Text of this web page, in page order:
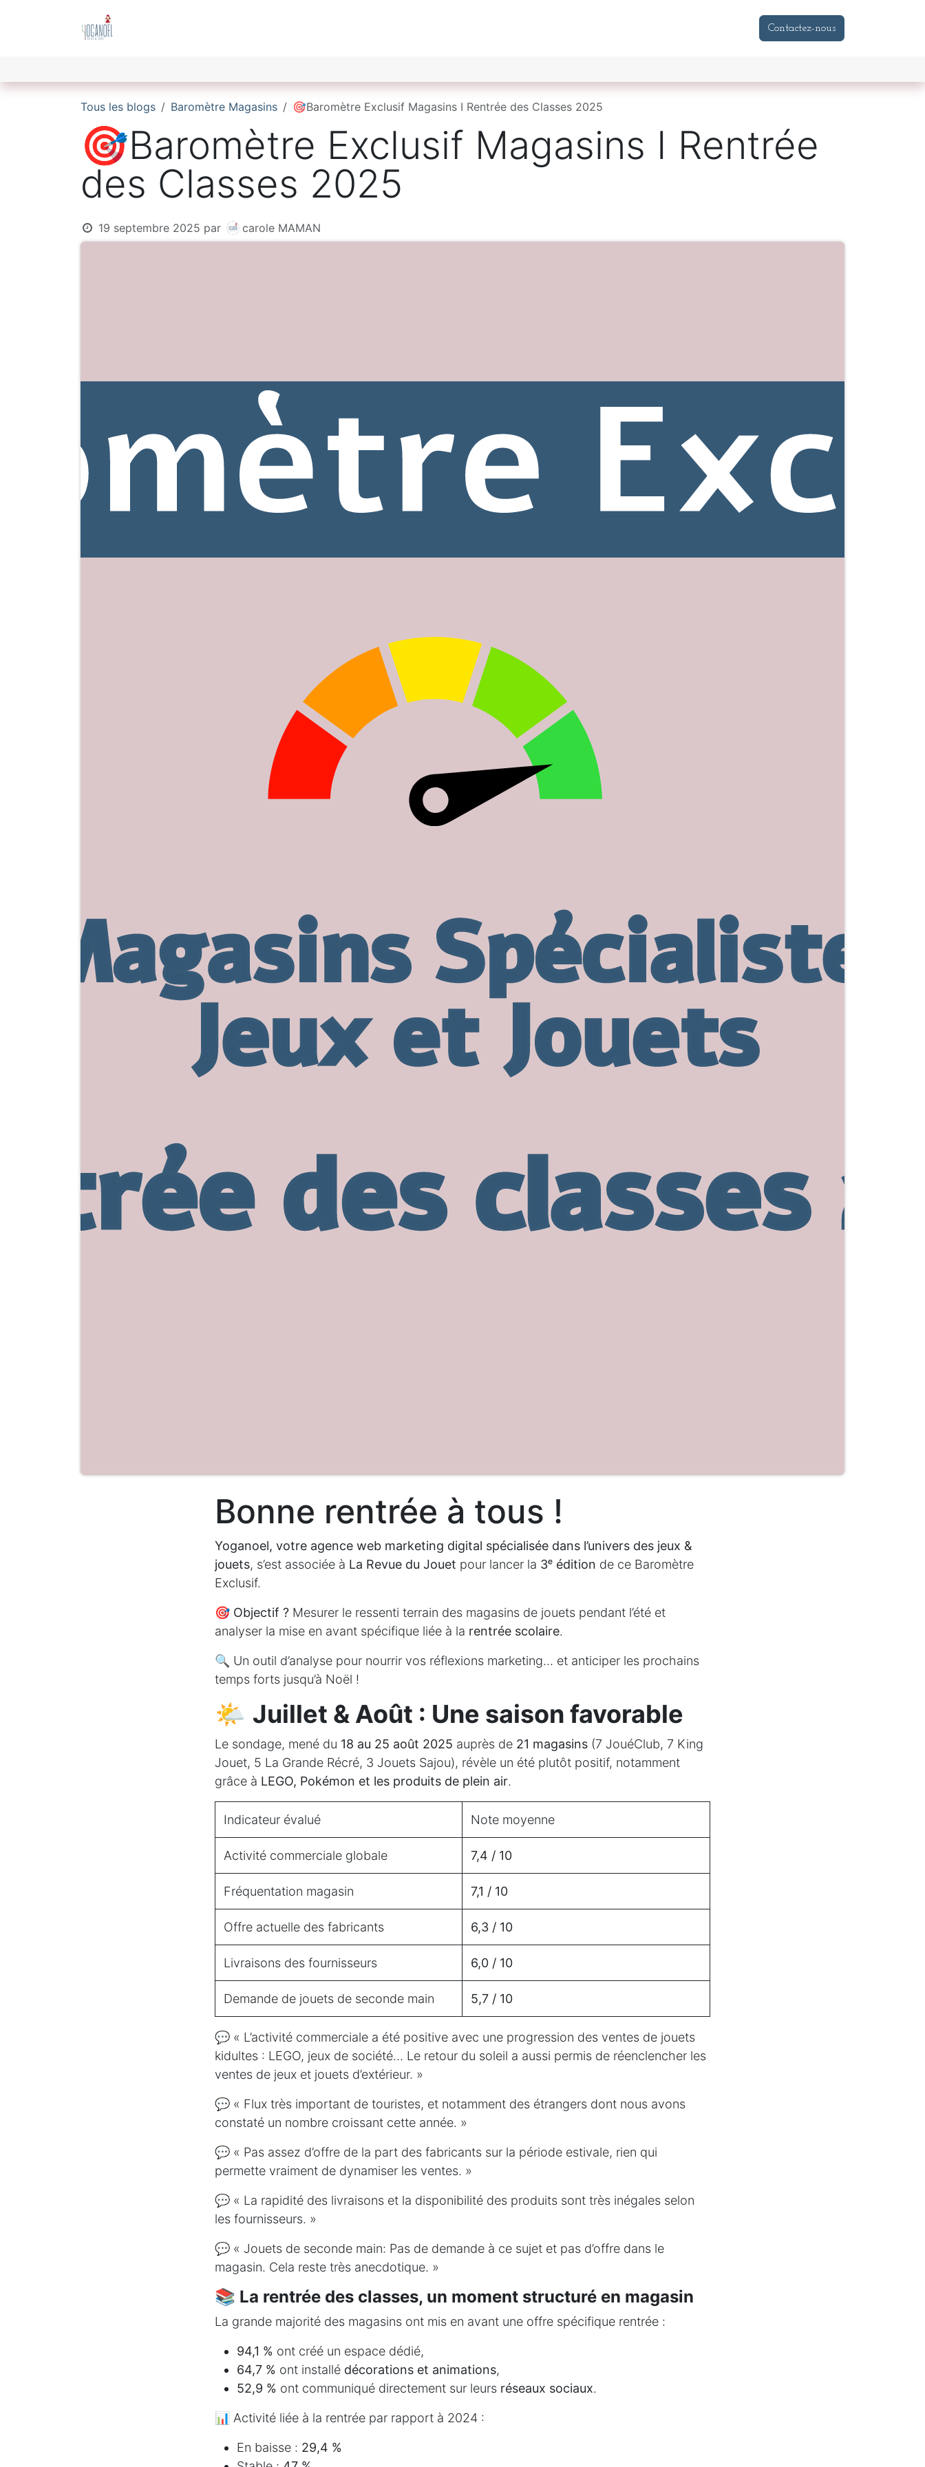
Magasins de Jeux & Jouets Acteurs Jeux &
Contactez-nous
Tous les blogs Baromètre Magasins 🎯Baromètre Exclusif Magasins I Rentrée des Classes 2025
🎯Baromètre Exclusif Magasins I Rentrée
des Classes 2025
19 septembre 2025 par carole MAMAN
Bonne rentrée à tous !
Yoganoel, votre agence web marketing digital spécialisée dans l’univers des jeux &
jouets, s’est associée à La Revue du Jouet pour lancer la 3ᵉ édition de ce Baromètre
Exclusif.
🎯 Objectif ? Mesurer le ressenti terrain des magasins de jouets pendant l’été et
analyser la mise en avant spécifique liée à la rentrée scolaire.
🔍 Un outil d’analyse pour nourrir vos réflexions marketing… et anticiper les prochains
temps forts jusqu’à Noël !
🌤️ Juillet & Août : Une saison favorable
Le sondage, mené du 18 au 25 août 2025 auprès de 21 magasins (7 JouéClub, 7 King
Jouet, 5 La Grande Récré, 3 Jouets Sajou), révèle un été plutôt positif, notamment
grâce à LEGO, Pokémon et les produits de plein air.
Indicateur évalué Note moyenne
Activité commerciale globale 7,4 / 10
Fréquentation magasin 7,1 / 10
Offre actuelle des fabricants 6,3 / 10
Livraisons des fournisseurs 6,0 / 10
Demande de jouets de seconde main 5,7 / 10
💬 « L’activité commerciale a été positive avec une progression des ventes de jouets
kidultes : LEGO, jeux de société… Le retour du soleil a aussi permis de réenclencher les
ventes de jeux et jouets d’extérieur. »
💬 « Flux très important de touristes, et notamment des étrangers dont nous avons
constaté un nombre croissant cette année. »
💬 « Pas assez d’offre de la part des fabricants sur la période estivale, rien qui
permette vraiment de dynamiser les ventes. »
💬 « La rapidité des livraisons et la disponibilité des produits sont très inégales selon
les fournisseurs. »
💬 « Jouets de seconde main: Pas de demande à ce sujet et pas d’offre dans le
magasin. Cela reste très anecdotique. »
📚 La rentrée des classes, un moment structuré en magasin
La grande majorité des magasins ont mis en avant une offre spécifique rentrée :
94,1 % ont créé un espace dédié,
64,7 % ont installé décorations et animations,
52,9 % ont communiqué directement sur leurs réseaux sociaux.
📊 Activité liée à la rentrée par rapport à 2024 :
En baisse : 29,4 %